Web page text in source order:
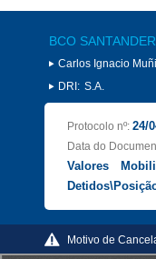
BCO
Carlos Ignacio
DRI: S.A.
Protocolo nº: 24/
Data do
Valores
Motivo de